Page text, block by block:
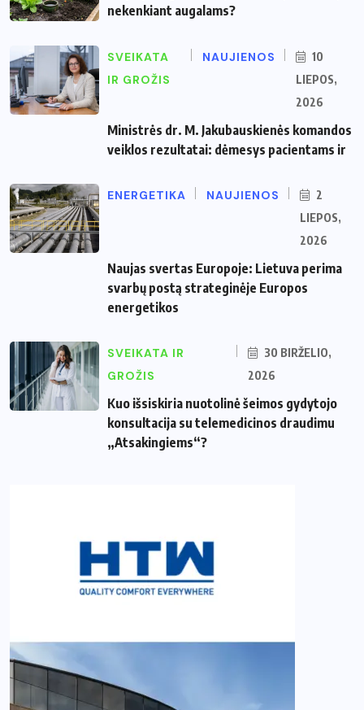
nekenkiant augalams?
SVEIKATA
IR GROŽIS
NAUJIENOS
10
LIEPOS,
2026
Ministrės dr. M. Jakubauskienės komandos
veiklos rezultatai: dėmesys pacientams ir
ENERGETIKA NAUJIENOS
2
LIEPOS,
2026
Naujas svertas Europoje: Lietuva perima
svarbų postą strateginėje Europos
energetikos
SVEIKATA IR
GROŽIS
30 BIRŽELIO,
2026
Kuo išsiskiria nuotolinė šeimos gydytojo
konsultacija su telemedicinos draudimu
„Atsakingiems“?